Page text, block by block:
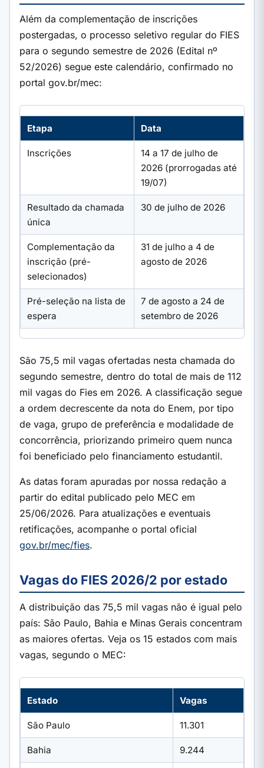
Além da complementação de inscrições
postergadas, o processo seletivo regular do FIES
para o segundo semestre de 2026 (Edital nº
52/2026) segue este calendário, confirmado no
portal gov.br/mec:
Etapa Data
Inscrições
14 a 17 de julho de
2026 (prorrogadas até
19/07)
Resultado da chamada
única
30 de julho de 2026
Complementação da
inscrição (pré-
selecionados)
31 de julho a 4 de
agosto de 2026
Pré-seleção na lista de
espera
7 de agosto a 24 de
setembro de 2026
São 75,5 mil vagas ofertadas nesta chamada do
segundo semestre, dentro do total de mais de 112
mil vagas do Fies em 2026. A classificação segue
a ordem decrescente da nota do Enem, por tipo
de vaga, grupo de preferência e modalidade de
concorrência, priorizando primeiro quem nunca
foi beneficiado pelo financiamento estudantil.
As datas foram apuradas por nossa redação a
partir do edital publicado pelo MEC em
25/06/2026. Para atualizações e eventuais
retificações, acompanhe o portal oficial
gov.br/mec/fies.
Vagas do FIES 2026/2 por estado
A distribuição das 75,5 mil vagas não é igual pelo
país: São Paulo, Bahia e Minas Gerais concentram
as maiores ofertas. Veja os 15 estados com mais
vagas, segundo o MEC:
Estado Vagas
São Paulo 11.301
Bahia 9.244